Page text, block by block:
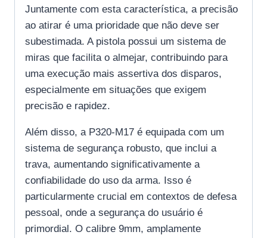
Juntamente com esta característica, a precisão
ao atirar é uma prioridade que não deve ser
subestimada. A pistola possui um sistema de
miras que facilita o almejar, contribuindo para
uma execução mais assertiva dos disparos,
especialmente em situações que exigem
precisão e rapidez.
Além disso, a P320-M17 é equipada com um
sistema de segurança robusto, que inclui a
trava, aumentando significativamente a
confiabilidade do uso da arma. Isso é
particularmente crucial em contextos de defesa
pessoal, onde a segurança do usuário é
primordial. O calibre 9mm, amplamente